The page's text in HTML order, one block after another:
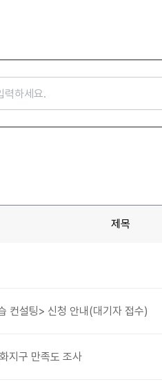
제목
컨설팅> 신청 안내(대기자 접수)
지구 만족도 조사